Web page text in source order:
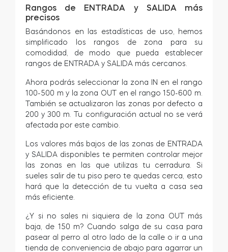
Rangos de ENTRADA y SALIDA más
precisos
Basándonos en las estadísticas de uso, hemos
simplificado los rangos de zona para su
comodidad, de modo que pueda establecer
rangos de ENTRADA y SALIDA más cercanos.
Ahora podrás seleccionar la zona IN en el rango
100-500 m y la zona OUT en el rango 150-600 m.
También se actualizaron las zonas por defecto a
200 y 300 m. Tu configuración actual no se verá
afectada por este cambio.
Los valores más bajos de las zonas de ENTRADA
y SALIDA disponibles te permiten controlar mejor
las zonas en las que utilizas tu cerradura. Si
sueles salir de tu piso pero te quedas cerca, esto
hará que la detección de tu vuelta a casa sea
más eficiente.
¿Y si no sales ni siquiera de la zona OUT más
baja, de 150 m? Cuando salga de su casa para
pasear al perro al otro lado de la calle o ir a una
tienda de conveniencia de abajo para agarrar un